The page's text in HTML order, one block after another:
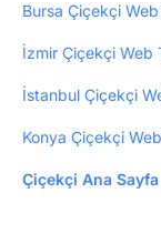
Bursa Çiçekçi Web
İzmir Çiçekçi Web
İstanbul Çiçekçi
Konya Çiçekçi
Çiçekçi Ana